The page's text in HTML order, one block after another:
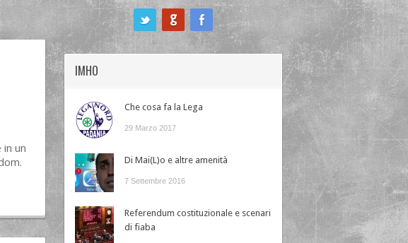
un
IMHO
Che cosa fa la Lega
29 Marzo 2017
Di Mai(L)o e altre amenità
7 Settembre 2016
Referendum costituzionale e scenari
di fiaba